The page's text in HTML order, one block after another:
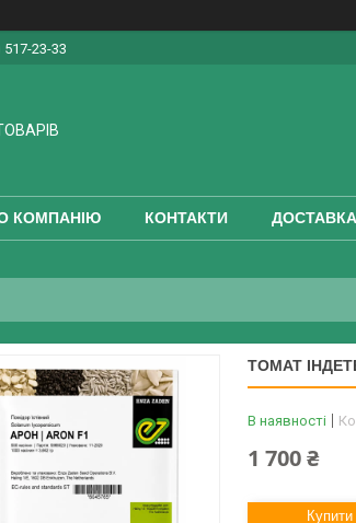
517-23-33
КОМПАНІЮ КОНТАКТИ
ТОМАТ
В наявності
1 700 ₴
Купити